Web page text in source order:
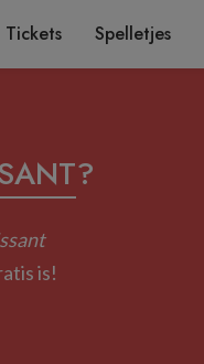
Tickets Spelletjes
?
is!